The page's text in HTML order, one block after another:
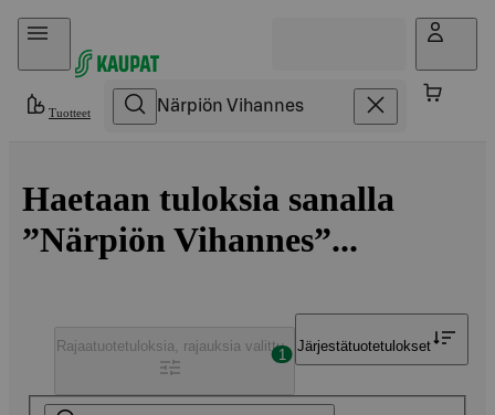
Hyppää sisältöön
Tuotteet
Haetaan tuloksia sanalla
”Närpiön Vihannes”...
Rajaatuotetuloksia, rajauksia valittu
1
Järjestätuotetulokset